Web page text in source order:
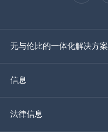
西班牙语
德语
无与伦比的一体化解决方案
信息
法律信息